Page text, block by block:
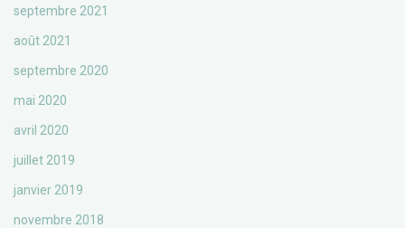
septembre 2021
août 2021
septembre 2020
mai 2020
avril 2020
juillet 2019
janvier 2019
novembre 2018